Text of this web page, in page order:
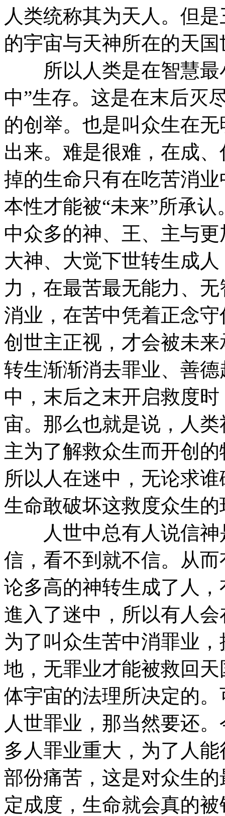
人类统称其为天人。但
的宇宙与天神所在的天国
所以人类是在智慧最
中”生存。这是在末后灭
的创举。也是叫众生在
出来。难是很难，在成
掉的生命只有在吃苦消
本性才能被“未来”所承
中众多的神、王、主与
大神、大觉下世转生成
力，在最苦最无能力、
消业，在苦中凭着正念
创世主正视，才会被未
转生渐渐消去罪业、善
中，末后之末开启救度
宙。那么也就是说，人
主为了解救众生而开创
所以人在迷中，无论求
生命敢破坏这救度众生的
人世中总有人说信神
信，看不到就不信。从
论多高的神转生成了人
進入了迷中，所以有人
为了叫众生苦中消罪业
地，无罪业才能被救回
体宇宙的法理所决定的
人世罪业，那当然要还
多人罪业重大，为了人
部份痛苦，这是对众生
定成度，生命就会真的